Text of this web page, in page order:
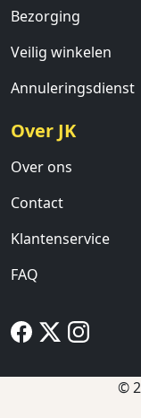
Bezorging
Veilig winkelen
Annuleringsdienst
Over JK
Over ons
Contact
Klantenservice
FAQ
©